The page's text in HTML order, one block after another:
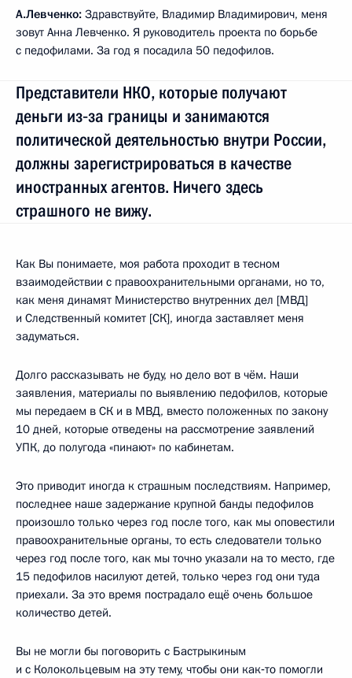
А.Левченко: Здравствуйте, Владимир Владимирович, меня
зовут Анна Левченко. Я руководитель проекта по борьбе
с педофилами. За год я посадила 50 педофилов.
Представители НКО, которые получают
деньги из‑за границы и занимаются
политической деятельностью внутри России,
должны зарегистрироваться в качестве
иностранных агентов. Ничего здесь
страшного не вижу.
Как Вы понимаете, моя работа проходит в тесном
взаимодействии с правоохранительными органами, но то,
как меня динамят Министерство внутренних дел [МВД]
и Следственный комитет [СК], иногда заставляет меня
задуматься.
Долго рассказывать не буду, но дело вот в чём. Наши
заявления, материалы по выявлению педофилов, которые
мы передаем в СК и в МВД, вместо положенных по закону
10 дней, которые отведены на рассмотрение заявлений
УПК, до полугода «пинают» по кабинетам.
Это приводит иногда к страшным последствиям. Например,
последнее наше задержание крупной банды педофилов
произошло только через год после того, как мы оповестили
правоохранительные органы, то есть следователи только
через год после того, как мы точно указали на то место, где
15 педофилов насилуют детей, только через год они туда
приехали. За это время пострадало ещё очень большое
количество детей.
Вы не могли бы поговорить с Бастрыкиным
и с Колокольцевым на эту тему, чтобы они как‑то помогли